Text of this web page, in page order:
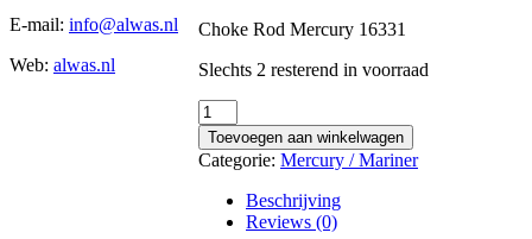
Choke Rod Mercury 16331
Slechts 2 resterend in voorraad
Choke
Rod
quantity
Toevoegen aan winkelwagen
Categorie: Mercury / Mariner
Beschrijving
Reviews (0)
E-mail: info@alwas.nl
Web: alwas.nl